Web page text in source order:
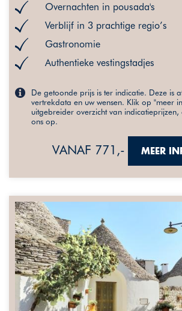
Overnachten in pousada's
Verblijf in 3 prachtige regio’s
Gastronomie
Authentieke vestingstadjes
De getoonde prijs is ter indicatie. Deze is
vertrekdata en uw wensen. Klik op "meer
uitgebreider overzicht van indicatieprijzen,
ons op.
VANAF 771,- MEER